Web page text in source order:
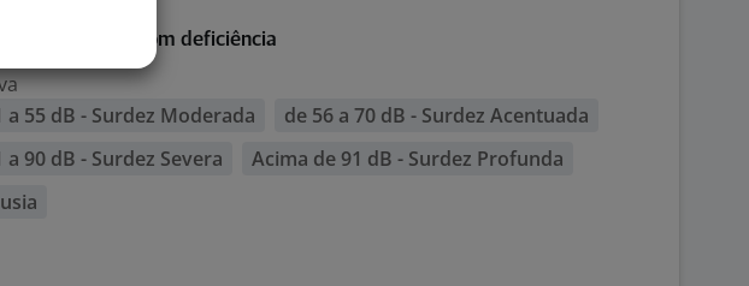
para pessoa com deficiência
a 55 dB - Surdez Moderada
de 56 a 70 dB - Surdez Acentuada
a 90 dB - Surdez Severa
Acima de 91 dB - Surdez Profunda